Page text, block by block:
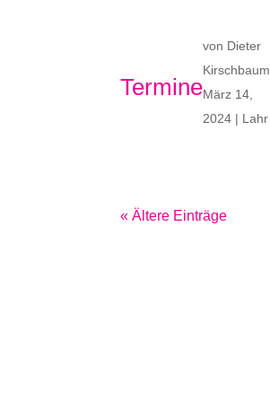
Termine
von Dieter
Kirschbaum
März 14,
2024 | Lahr
« Ältere Einträge